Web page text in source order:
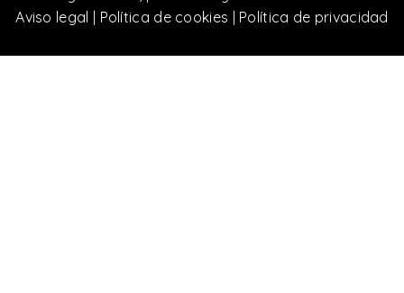
Aviso legal | Política de cookies | Política de privacidad